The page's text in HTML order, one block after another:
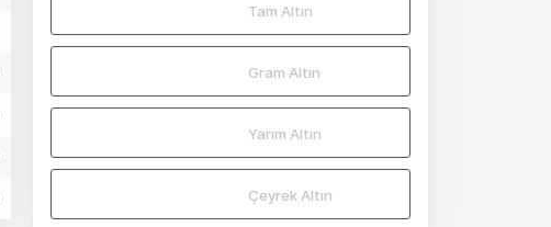
Tam Altın
Gram Altın
Yarım Altın
Çeyrek Altın